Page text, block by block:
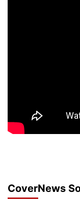
CoverNews